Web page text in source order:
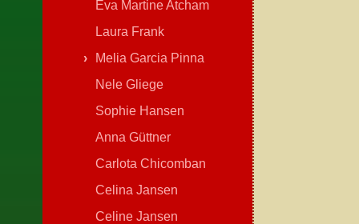
Eva Martine Atcham
Laura Frank
Melia Garcia Pinna
Nele Gliege
Sophie Hansen
Anna Güttner
Carlota Chicomban
Celina Jansen
Celine Jansen